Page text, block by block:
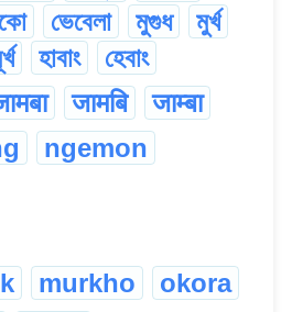
ভেবেলা মুগুধ
মুৰ্খ
হাবাং হেবাং
जामबि जाम्बा
ngemon
murkho okora